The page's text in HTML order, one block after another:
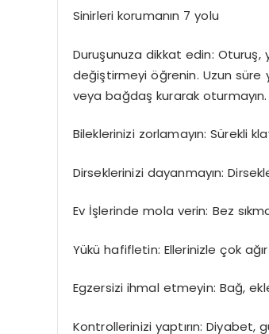
Sinirleri korumanın 7 yolu
Duruşunuza dikkat edin: Oturuş,
değiştirmeyi öğrenin. Uzun süre
veya bağdaş kurarak oturmayın.
Bileklerinizi zorlamayın: Sürekli
Dirseklerinizi dayanmayın:
Ev İşlerinde mola verin: Bez
Yükü hafifletin: Ellerinizle çok
Egzersizi ihmal etmeyin: Bağ,
Kontrollerinizi yaptırın: Diyabet,